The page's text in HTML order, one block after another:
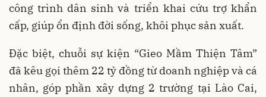
công trình dân sinh và triển khai cứu trợ khẩn
cấp, giúp ổn định đời sống, khôi phục sản xuất.
Đặc biệt, chuỗi sự kiện “Gieo Mầm Thiện Tâm”
đã kêu gọi thêm 22 tỷ đồng từ doanh nghiệp và cá
nhân, góp phần xây dựng 2 trường tại Lào Cai,